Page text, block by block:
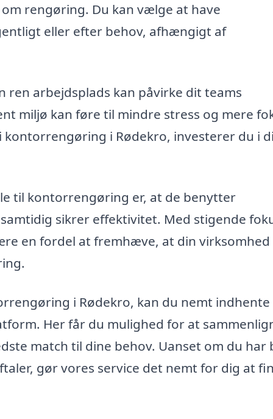
rengøring. Du kan vælge at have
eller efter behov, afhængigt af
arbejdsplads kan påvirke dit teams
miljø kan føre til mindre stress og mere
i Rødekro, investerer du i
til kontorrengøring er, at de benytter
sikrer effektivitet. Med stigende
en fordel at fremhæve, at din virksomhed
i Rødekro, kan du nemt indhente
Her får du mulighed for at
match til dine behov. Uanset om du har
gør vores service det nemt for dig at